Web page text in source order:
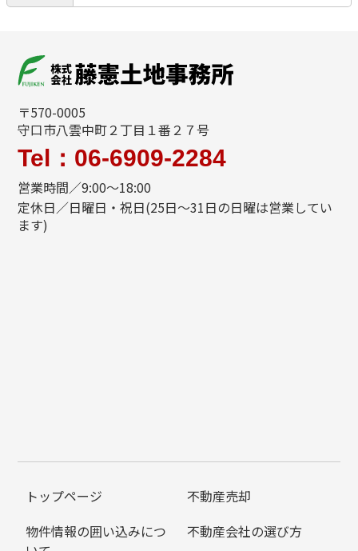
〒570-0005
守口市八雲中町２丁目１番２７号
Tel：06-6909-2284
営業時間／9:00～18:00
定休日／日曜日・祝日(25日～31日の日曜は営業してい
ます)
トップページ
不動産売却
物件情報の囲い込みにつ
不動産会社の選び方